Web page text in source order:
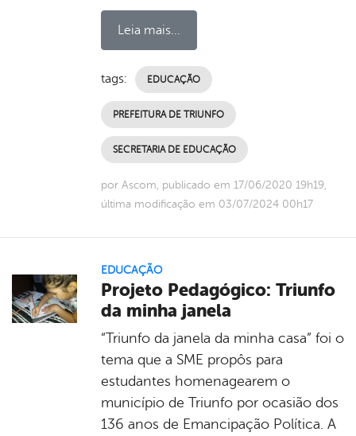
Leia mais...
tags: EDUCAÇÃO
PREFEITURA DE TRIUNFO
SECRETARIA DE EDUCAÇÃO
por Ascom, publicado em 17/06/2020 19h19,
última modificação em 03/07/2024 00h17
EDUCAÇÃO
Projeto Pedagógico: Triunfo
da minha janela
“Triunfo da janela da minha casa” foi o
tema que a SME propôs para
estudantes homenagearem o
município de Triunfo por ocasião dos
136 anos de Emancipação Política. A